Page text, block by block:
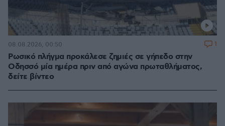
Ρωσικό πλήγμα προκάλεσε ζημιές σε γήπεδο στην
Οδησσό μία ημέρα πριν από αγώνα πρωταθλήματος,
δείτε βίντεο
08.08.2026, 00:50 1